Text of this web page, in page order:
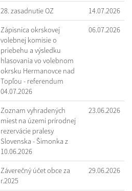
28. zasadnutie OZ 14.07.2026
Zápisnica okrskovej
volebnej komisie o
priebehu a výsledku
hlasovania vo volebnom
okrsku Hermanovce nad
Topľou - referendum
04.07.2026
06.07.2026
Zoznam vyhradených
miest na území prírodnej
rezervácie pralesy
Slovenska - Šimonka z
10.06.2026
23.06.2026
Záverečný účet obce za
r.2025
29.06.2026